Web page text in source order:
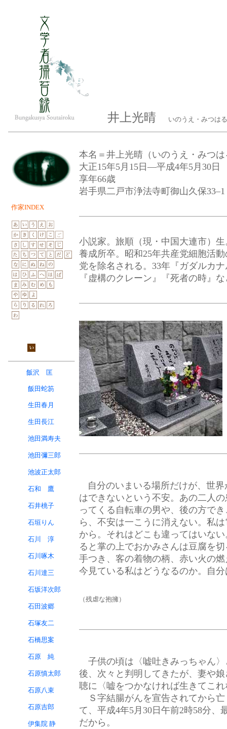
井上光晴 いのうえ・みつは
本名＝井上光晴（いのうえ・みつは
大正15年5月15日—平成4年5月30
享年66歳
岩手県二戸市浄法寺町御山久保
小説家。旅順（現・中国大連市）
養成所卒。昭和25年共産党細胞活
党を除名される。33年『ガダルカ
『虚構のクレーン』『死者の時』
自分のいまいる場所だけが、世
はできないという不安。あの二人
ってくる自転車の男や、後の方で
ら、不安は一こうに消えない。私
から。それはどこも違ってはいな
ると掌の上でおかみさんは豆腐を
手つき、客の着物の柄、赤い火の
今見ている私はどうなるのか。自
（残虐な抱擁）
子供の頃は〈嘘吐きみっちゃん
後、次々と判明してきたが、妻や
聴に〈嘘をつかなければ生きてこ
Ｓ字結腸がんを宣告されてから
て、平成4年5月30日午前2時58分
だから。
作家INDEX
飯沢 匡
飯田蛇笏
生田春月
生田長江
池田満寿夫
池田彌三郎
池波正太郎
石和 鷹
石井桃子
石垣りん
石川 淳
石川啄木
石川達三
石坂洋次郎
石田波郷
石塚友二
石橋思案
石原 純
石原慎太郎
石原八束
石原吉郎
伊集院 静